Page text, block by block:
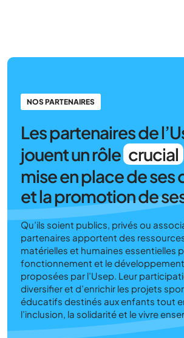
NOS PARTENAIRES
Les partenaires de
jouent un rôle crucial
mise en place de
et la promotion de
Qu’ils soient publics, privés ou
partenaires apportent des
matérielles et humaines essentielles
fonctionnement et le
proposées par l’Usep. Leur
diversifier et d’enrichir les projets
éducatifs destinés aux enfants tout
l’inclusion, la solidarité et le vivre